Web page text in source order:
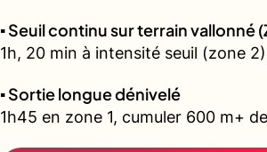
▪️ Seuil continu sur terrain vallonné
1h, 20 min à intensité seuil (zone
▪️ Sortie longue dénivelé
1h45 en zone 1, cumuler 600 m+